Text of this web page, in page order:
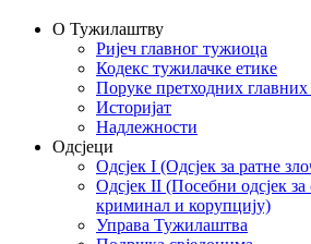
О Тужилаштву
Ријеч главног тужиоца
Кодекс тужилачке етике
Поруке претходних
Историјат
Надлежности
Одсјеци
Одсјек I (Одсјек за ратне
Одсјек II (Посебни одсјек
криминал и корупцију)
Управа Тужилаштва